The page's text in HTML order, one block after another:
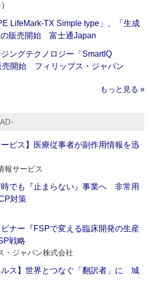
LifeMark-TX Simple type」、「生成
の販売開始 富士通Japan
ジングテクノロジー「SmartIQ
売開始 フィリップス・ジャパン
もっと見る »
ービス】医療従事者が副作用情報を迅
報サービス
時でも『止まらない』事業へ 非常用
対策
ビナー『FSPで変える臨床開発の生産
戦略
・ジャパン株式会社
ルス】世界とつなぐ「翻訳者」に 城